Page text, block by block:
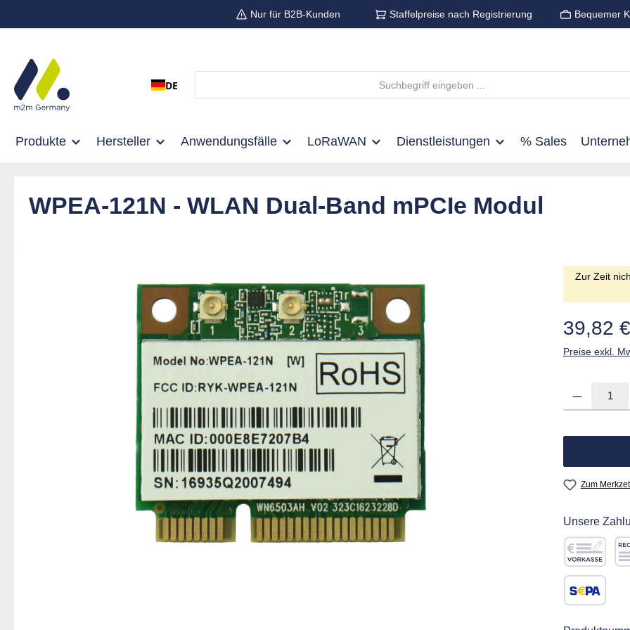
Nur für B2B-Kunden Staffelpreise nach Registrierung Bequemer
DE
Produkte Hersteller Anwendungsfälle LoRaWAN Dienstleistungen % Sales
WPEA-121N - WLAN Dual-Band mPCIe Modul
Zur Zeit
Regulärer
39,82 €
Preise exkl.
Zum
Unsere
Vorkasse